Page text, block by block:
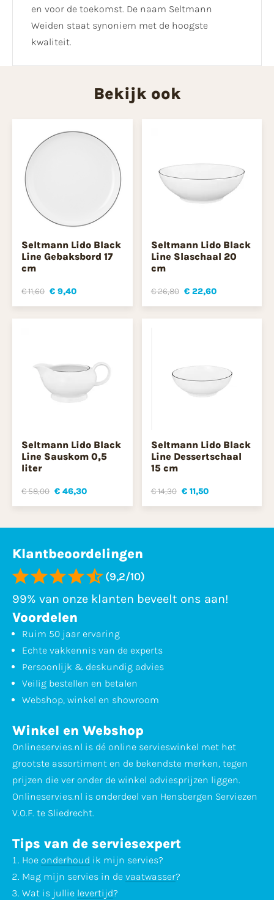
en voor de toekomst. De naam Seltmann
Weiden staat synoniem met de hoogste
kwaliteit.
Bekijk ook
Seltmann Lido Black
Line Gebaksbord 17
cm
€ 11,60 € 9,40
Seltmann Lido Black
Line Slaschaal 20
cm
€ 26,80 € 22,60
Seltmann Lido Black
Line Sauskom 0,5
liter
€ 58,00 € 46,30
Seltmann Lido Black
Line Dessertschaal
15 cm
€ 14,30 € 11,50
Klantbeoordelingen
(9,2/10)
99% van onze klanten beveelt ons aan!
Voordelen
Ruim 50 jaar ervaring
Echte vakkennis van de experts
Persoonlijk & deskundig advies
Veilig bestellen en betalen
Webshop, winkel en showroom
Winkel en Webshop
Onlineservies.nl is dé online servieswinkel met het
grootste assortiment en de bekendste merken, tegen
prijzen die ver onder de winkel adviesprijzen liggen.
Onlineservies.nl is onderdeel van Hensbergen Serviezen
V.O.F. te Sliedrecht.
Tips van de serviesexpert
Hoe onderhoud ik mijn servies?
Mag mijn servies in de vaatwasser?
Wat is jullie levertijd?